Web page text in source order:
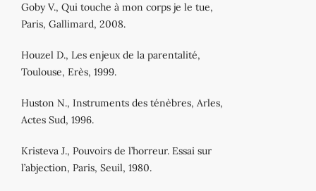
Goby V., Qui touche à mon corps je le tue,
Paris, Gallimard, 2008.
Houzel D., Les enjeux de la parentalité,
Toulouse, Erès, 1999.
Huston N., Instruments des ténèbres, Arles,
Actes Sud, 1996.
Kristeva J., Pouvoirs de l’horreur. Essai sur
l’abjection, Paris, Seuil, 1980.